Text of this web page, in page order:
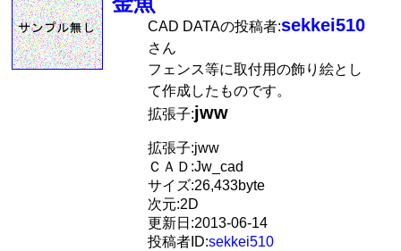
CAD DATAの投稿者:sekkei510
さん
フェンス等に取付用の飾り絵とし
て作成したものです。
拡張子:jww
拡張子:jww
ＣＡＤ:Jw_cad
サイズ:26,433byte
次元:2D
更新日:2013-06-14
投稿者ID:sekkei510